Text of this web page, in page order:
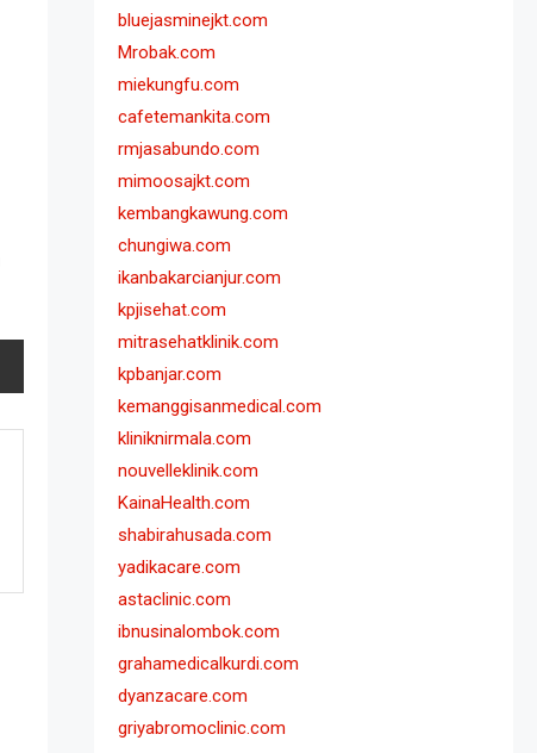
bluejasminejkt.com
Mrobak.com
miekungfu.com
cafetemankita.com
rmjasabundo.com
mimoosajkt.com
kembangkawung.com
chungiwa.com
ikanbakarcianjur.com
kpjisehat.com
mitrasehatklinik.com
kpbanjar.com
kemanggisanmedical.com
kliniknirmala.com
nouvelleklinik.com
KainaHealth.com
shabirahusada.com
yadikacare.com
astaclinic.com
ibnusinalombok.com
grahamedicalkurdi.com
dyanzacare.com
griyabromoclinic.com